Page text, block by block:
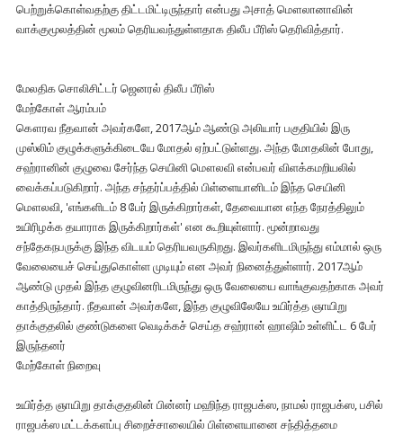
பெற்றுக்கொள்வதற்கு திட்டமிட்டிருந்தார் என்பது அசாத் மௌலானாவின்
வாக்குமூலத்தின் மூலம் தெரியவந்துள்ளதாக திலீப பீரிஸ் தெரிவித்தார்.
மேலதிக சொலிசிட்டர் ஜெனரல் திலீப பீரிஸ்
மேற்கோள் ஆரம்பம்
கௌரவ நீதவான் அவர்களே, 2017ஆம் ஆண்டு அலியார் பகுதியில் இரு
முஸ்லிம் குழுக்களுக்கிடையே மோதல் ஏற்பட்டுள்ளது. அந்த மோதலின் போது,
சஹ்ரானின் குழுவை சேர்ந்த செயினி மௌலவி என்பவர் விளக்கமறியலில்
வைக்கப்படுகிறார். அந்த சந்தர்ப்பத்தில் பிள்ளையானிடம் இந்த செயினி
மௌலவி, 'எங்களிடம் 8 பேர் இருக்கிறார்கள், தேவையான எந்த நேரத்திலும்
உயிரிழக்க தயாராக இருக்கிறார்கள்' என கூறியுள்ளார். மூன்றாவது
சந்தேகநபருக்கு இந்த விடயம் தெரியவருகிறது. இவர்களிடமிருந்து எம்மால் ஒரு
வேலையைச் செய்துகொள்ள முடியும் என அவர் நினைத்துள்ளார். 2017ஆம்
ஆண்டு முதல் இந்த குழுவினரிடமிருந்து ஒரு வேலையை வாங்குவதற்காக அவர்
காத்திருந்தார். நீதவான் அவர்களே, இந்த குழுவிலேயே உயிர்த்த ஞாயிறு
தாக்குதலில் குண்டுகளை வெடிக்கச் செய்த சஹ்ரான் ஹாஷிம் உள்ளிட்ட 6 பேர்
இருந்தனர்
மேற்கோள் நிறைவு
உயிர்த்த ஞாயிறு தாக்குதலின் பின்னர் மஹிந்த ராஜபக்ஸ, நாமல் ராஜபக்ஸ, பசில்
ராஜபக்ஸ மட்டக்களப்பு சிறைச்சாலையில் பிள்ளையானை சந்தித்தமை